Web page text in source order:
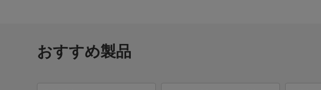
おすすめ製品